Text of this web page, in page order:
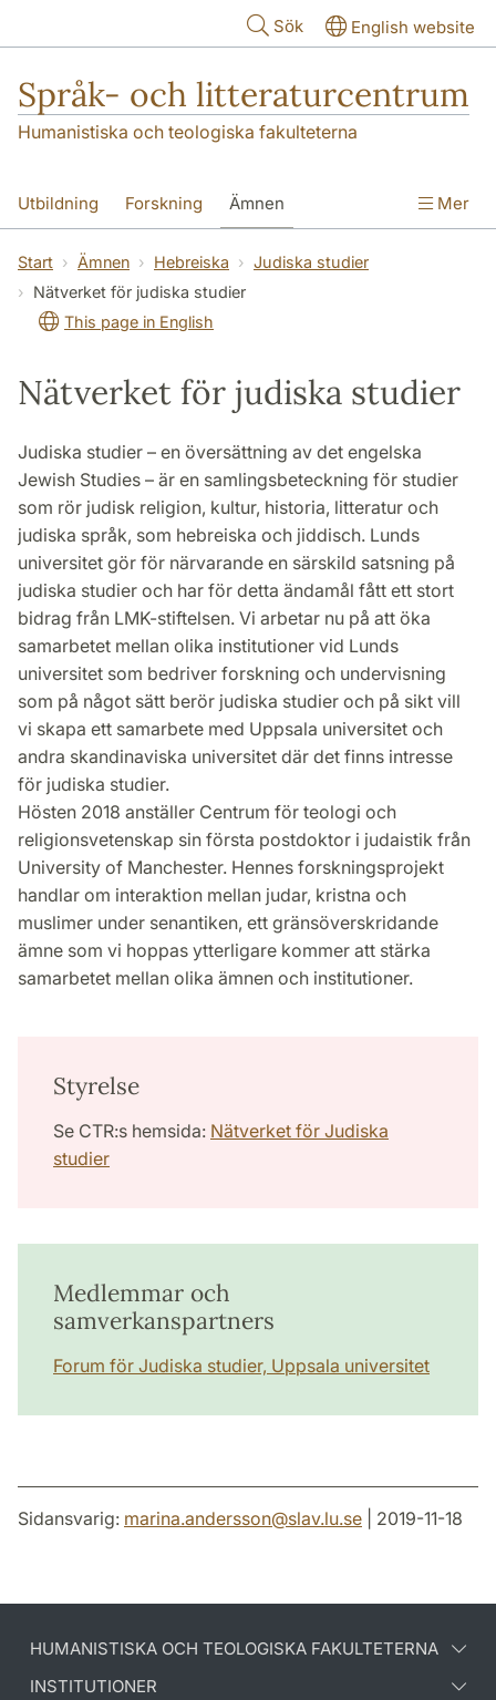
Sök English website
Språk- och litteraturcentrum
Humanistiska och teologiska fakulteterna
Utbildning Forskning Ämnen
SOL-husen Kontakt Institutionen
översättning till svenska
Mer
Start Ämnen Hebreiska
Judiska studier
Nätverket för judiska studier
This page in English
Nätverket för judiska studier
Judiska studier – en översättning av det engelska
Jewish Studies – är en samlingsbeteckning för studier
som rör judisk religion, kultur, historia, litteratur och
judiska språk, som hebreiska och jiddisch. Lunds
universitet gör för närvarande en särskild satsning på
judiska studier och har för detta ändamål fått ett stort
bidrag från LMK-stiftelsen. Vi arbetar nu på att öka
samarbetet mellan olika institutioner vid Lunds
universitet som bedriver forskning och undervisning
som på något sätt berör judiska studier och på sikt vill
vi skapa ett samarbete med Uppsala universitet och
andra skandinaviska universitet där det finns intresse
för judiska studier.
Hösten 2018 anställer Centrum för teologi och
religionsvetenskap sin första postdoktor i judaistik från
University of Manchester. Hennes forskningsprojekt
handlar om interaktion mellan judar, kristna och
muslimer under senantiken, ett gränsöverskridande
ämne som vi hoppas ytterligare kommer att stärka
samarbetet mellan olika ämnen och institutioner.
Styrelse
Se CTR:s hemsida: Nätverket för Judiska
studier
Medlemmar och
samverkanspartners
Forum för Judiska studier, Uppsala universitet
Sidansvarig: marina.andersson@slav.lu.se | 2019-11-18
HUMANISTISKA OCH TEOLOGISKA FAKULTETERNA
INSTITUTIONER